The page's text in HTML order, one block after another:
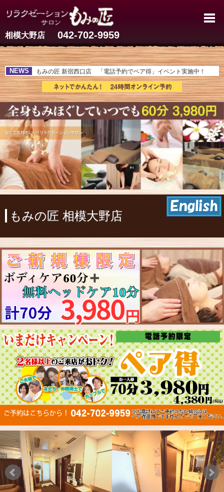
相模大野店 042-702-9959
NEWS もみの匠 新宿西口店 「電話予約でペア得」イベント実施中！
もみの匠 相模大野店